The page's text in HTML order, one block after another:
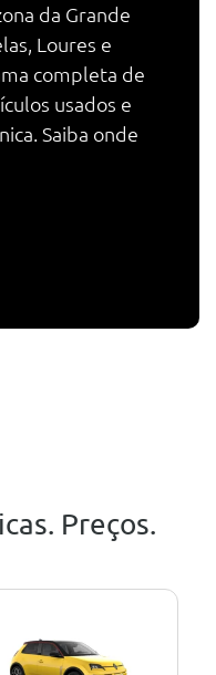
da Grande
Loures e
completa de
usados e
Saiba onde
Preços.